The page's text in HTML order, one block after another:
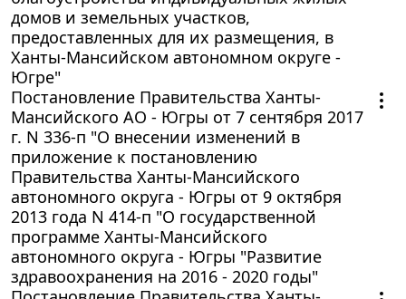
домов и земельных участков,
предоставленных для их размещения, в
Ханты-Мансийском автономном округе -
Югре"
Постановление Правительства Ханты-
Мансийского АО - Югры от 7 сентября 2017
г. N 336-п "О внесении изменений в
приложение к постановлению
Правительства Ханты-Мансийского
автономного округа - Югры от 9 октября
2013 года N 414-п "О государственной
программе Ханты-Мансийского
автономного округа - Югры "Развитие
здравоохранения на 2016 - 2020 годы"